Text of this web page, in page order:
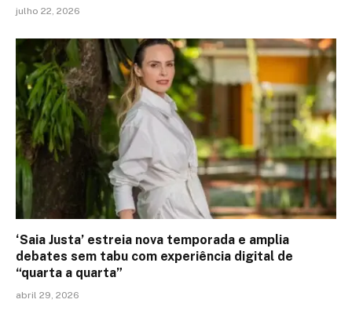
julho 22, 2026
‘Saia Justa’ estreia nova temporada e amplia
debates sem tabu com experiência digital de
“quarta a quarta”
abril 29, 2026